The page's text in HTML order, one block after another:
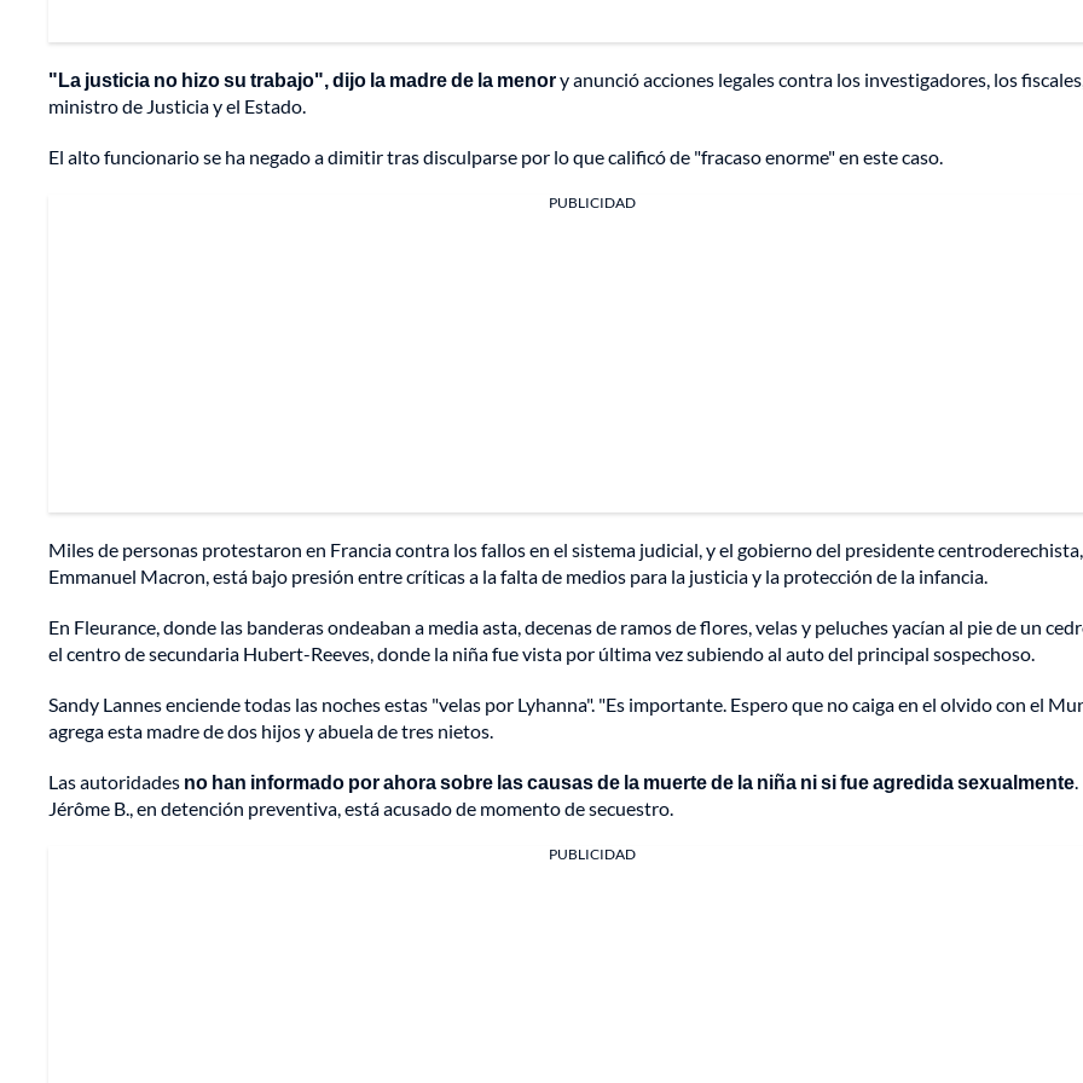
"La justicia no hizo su trabajo", dijo la madre de la menory anunció acciones legales contra los investigadores, los
ministro de Justicia y el Estado.
El alto funcionario se ha negado a dimitir tras disculparse por lo que calificó de "fracaso enorme" en este caso.
PUBLICIDAD
Miles de personas protestaron en Francia contra los fallos en el sistema judicial, y el gobierno del presidente centroderechista,
Emmanuel Macron, está bajo presión entre críticas a la falta de medios para la justicia y la protección de la infancia.
En Fleurance, donde las banderas ondeaban a media asta, decenas de ramos de flores, velas y peluches yacían al pie de un
el centro de secundaria Hubert-Reeves, donde la niña fue vista por última vez subiendo al auto del principal sospechoso.
Sandy Lannes enciende todas las noches estas "velas por Lyhanna". "Es importante. Espero que no caiga en el olvido con el
agrega esta madre de dos hijos y abuela de tres nietos.
Las autoridades no han informado por ahora sobre las causas de la muerte de la niña ni si fue agredida sexualmente.
Jérôme B., en detención preventiva, está acusado de momento de secuestro.
PUBLICIDAD